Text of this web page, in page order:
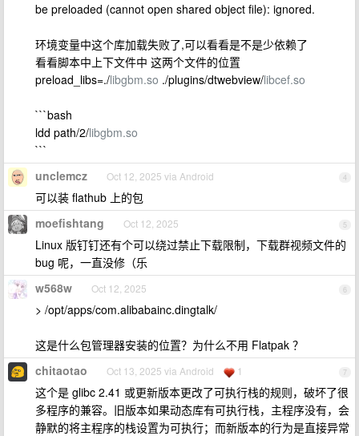
be preloaded (cannot open shared object file): ignored.
环境变量中这个库加载失败了,可以看看是不是少依赖了
看看脚本中上下文件中 这两个文件的位置
preload_libs=./libgbm.so ./plugins/dtwebview/libcef.so
```bash
ldd path/2/libgbm.so
```
4
unclemcz Oct 12, 2025 via Android
可以装 flathub 上的包
5
moefishtang Oct 12, 2025
Linux 版钉钉还有个可以绕过禁止下载限制，下载群视频文件的
bug 呢，一直没修（乐
6
w568w Oct 12, 2025
> /opt/apps/com.alibabainc.dingtalk/
这是什么包管理器安装的位置？为什么不用 Flatpak ？
7
chitaotao Oct 13, 2025 via Android 1
这个是 glibc 2.41 或更新版本更改了可执行栈的规则，破坏了很
多程序的兼容。旧版本如果动态库有可执行栈，主程序没有，会
静默的将主程序的栈设置为可执行；而新版本的行为是直接异常